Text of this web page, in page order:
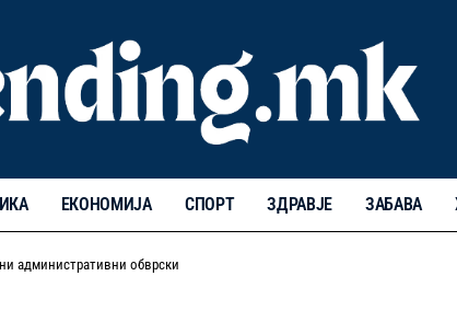
ЕКОНОМИЈА СПОРТ ЗДРАВЈЕ ЗАБАВА
административни обврски